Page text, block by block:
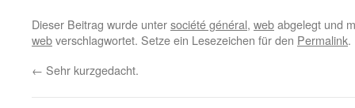
Dieser Beitrag wurde untersociété général, webabgelegt und
webverschlagwortet. Setze ein Lesezeichen für den Permalink.
← Sehr kurzgedacht.